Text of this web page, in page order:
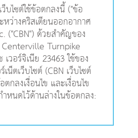
บไซต์ใช้ข้อตกลงนี้ ("ข้อ
ว่างคริสเตียนออกอากาศ
("CBN") ด้วยสำคัญของ
Turnpike
เวอร์จิเนีย 23463 ใช้ของ
น็ตเว็บไซต์ (CBN เว็บไซต์
กลงเงื่อนไข และเงื่อนไข
ำหนดไว้ด้านล่างในข้อตกลง: